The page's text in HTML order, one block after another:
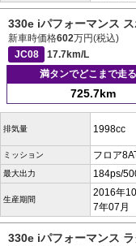
330e iパフォーマンス
新車時価格602万円(税込)
JC08
17.7km/L
満タンでどこまで走
725.7km
排気量 1998cc
ミッション フロア
最大出力 184ps/
生産期間
2016年
7年07月
330e iパフォーマンス